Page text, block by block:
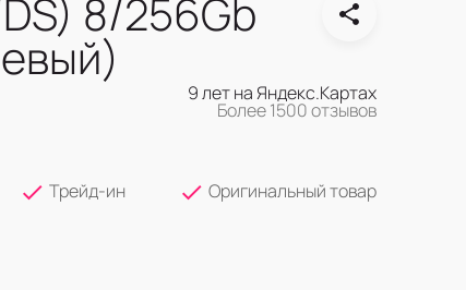
8/256Gb
9 лет на Яндекс.Картах
Более 1500 отзывов
Трейд-ин
Оригинальный товар